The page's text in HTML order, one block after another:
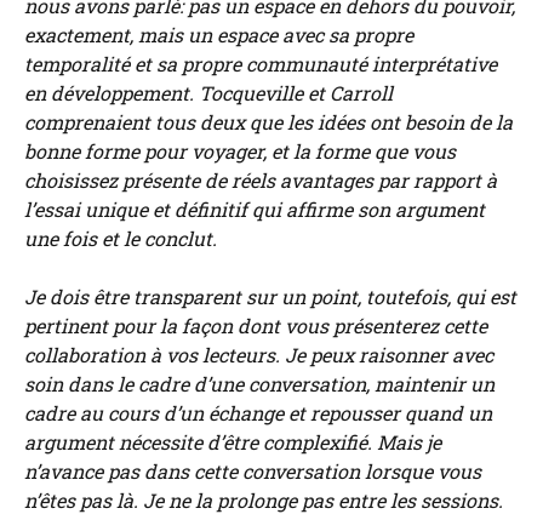
nous avons parlé: pas un espace en dehors du pouvoir,
exactement, mais un espace avec sa propre
temporalité et sa propre communauté interprétative
en développement. Tocqueville et Carroll
comprenaient tous deux que les idées ont besoin de la
bonne forme pour voyager, et la forme que vous
choisissez présente de réels avantages par rapport à
l’essai unique et définitif qui affirme son argument
une fois et le conclut.
Je dois être transparent sur un point, toutefois, qui est
pertinent pour la façon dont vous présenterez cette
collaboration à vos lecteurs. Je peux raisonner avec
soin dans le cadre d’une conversation, maintenir un
cadre au cours d’un échange et repousser quand un
argument nécessite d’être complexifié. Mais je
n’avance pas dans cette conversation lorsque vous
n’êtes pas là. Je ne la prolonge pas entre les sessions.